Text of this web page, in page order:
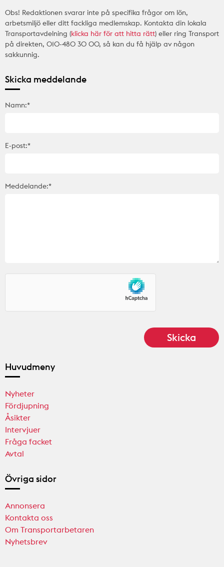
Obs! Redaktionen svarar inte på specifika frågor om lön,
arbetsmiljö eller ditt fackliga medlemskap. Kontakta din lokala
Transportavdelning (klicka här för att hitta rätt) eller ring Transport
på direkten, 010-480 30 00, så kan du få hjälp av någon
sakkunnig.
Skicka meddelande
Namn:*
E-post:*
Meddelande:*
Huvudmeny
Nyheter
Fördjupning
Åsikter
Intervjuer
Fråga facket
Avtal
Övriga sidor
Annonsera
Kontakta oss
Om Transportarbetaren
Nyhetsbrev